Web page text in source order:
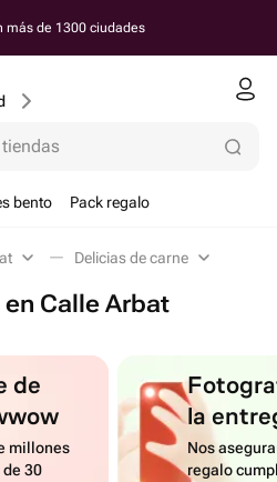
más de 1300 ciudades
bento Pack regalo
Delicias de carne
Calle Arbat
de
millones
30
la
Nos
regalo